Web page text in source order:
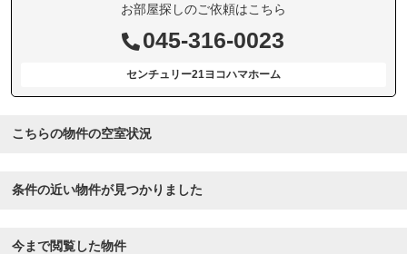
お部屋探しのご依頼はこちら
045-316-0023
センチュリー21ヨコハマホーム
こちらの物件の空室状況
条件の近い物件が見つかりました
今まで閲覧した物件